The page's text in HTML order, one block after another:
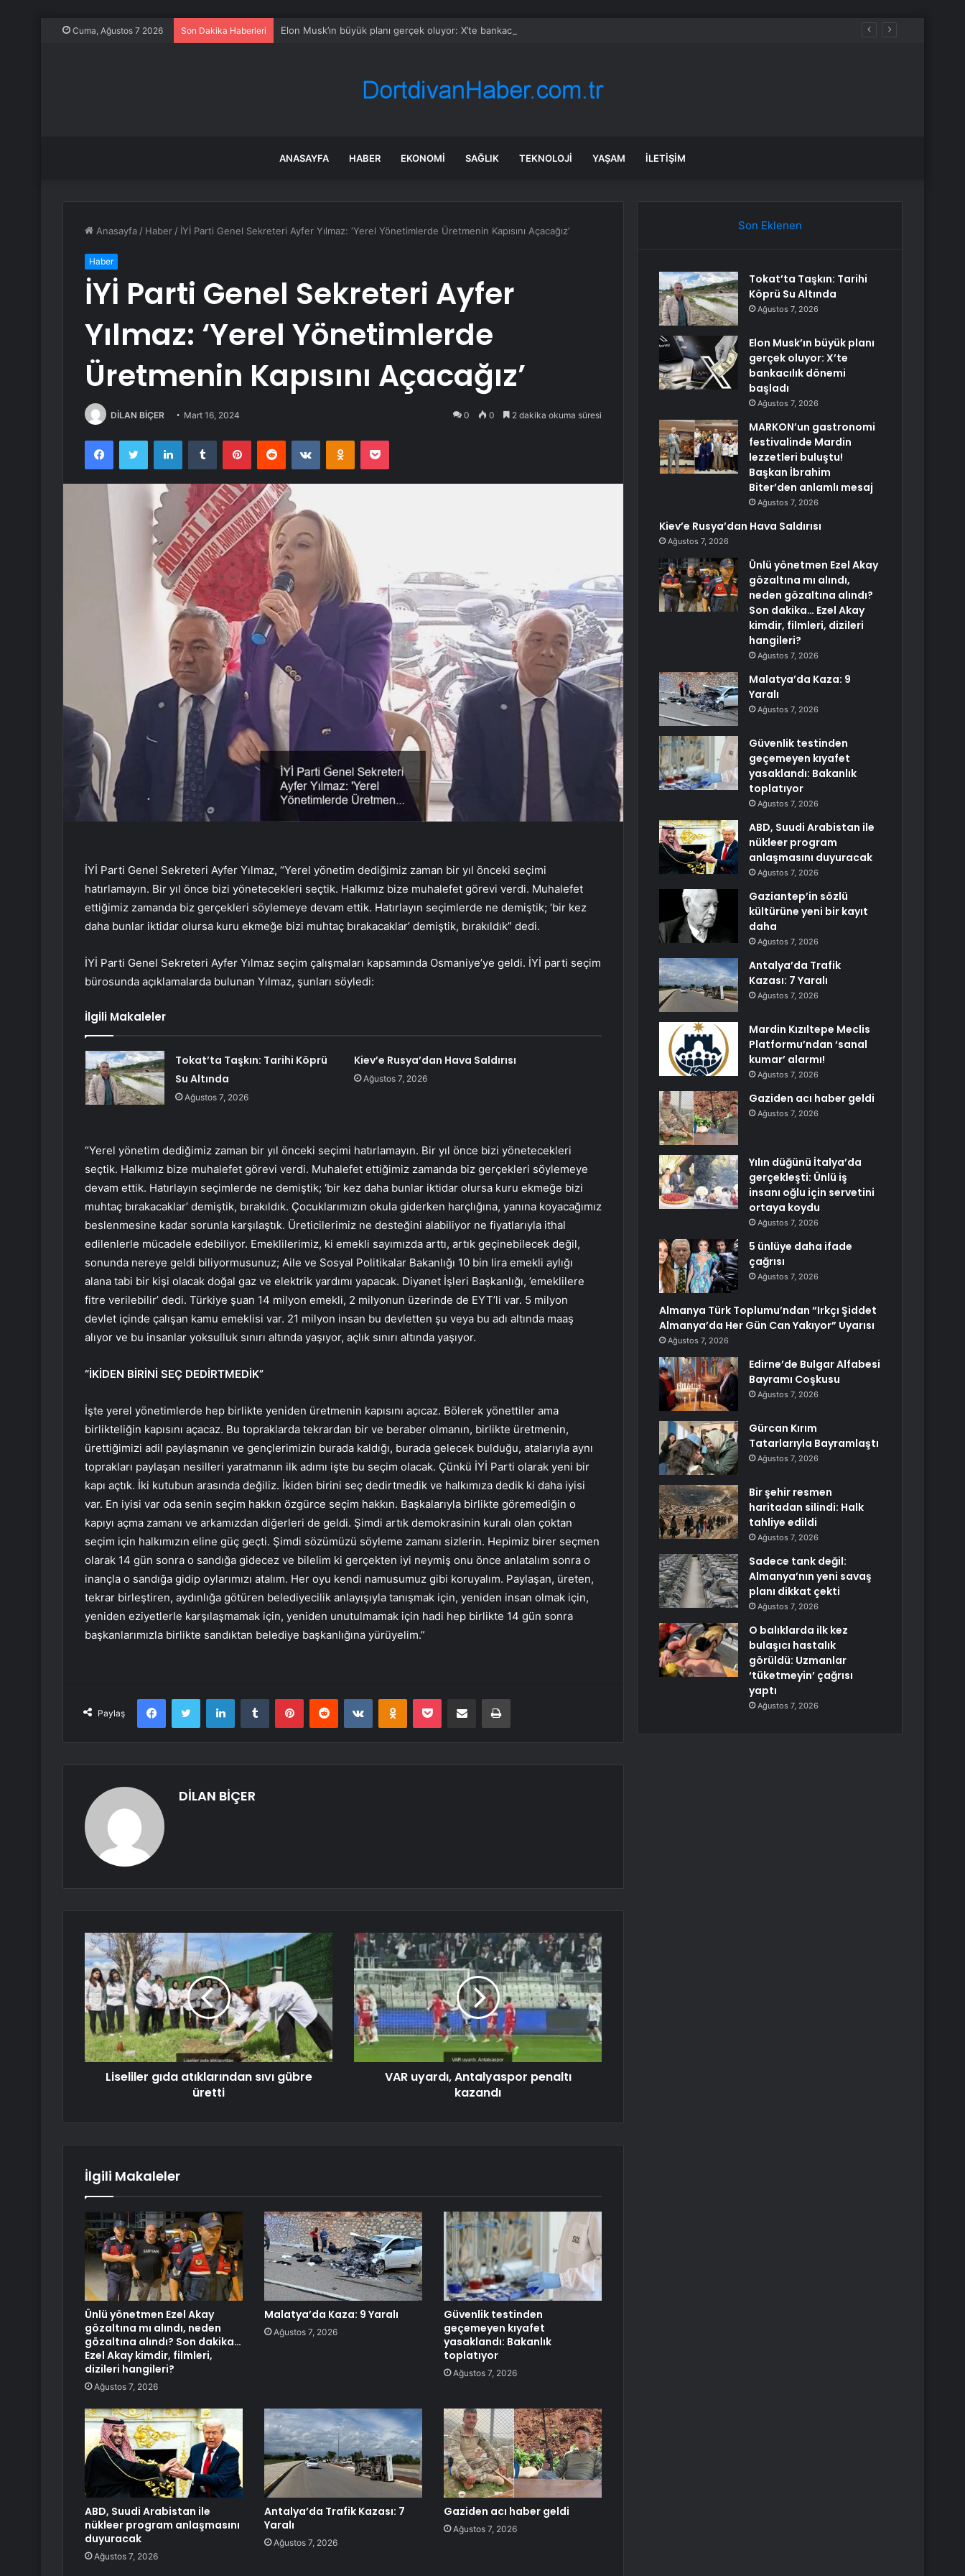
Cuma, Ağustos 7 2026 Son Dakika Haberleri Elon Musk’ın büyük planı gerçek oluyor: X’te bankacılık dönemi başladı
ANASAYFA HABER EKONOMI SAĞLIK TEKNOLOJI YAŞAM İLETIŞIM
Anasayfa / Haber / İYİ Parti Genel Sekreteri Ayfer Yılmaz: ‘Yerel Yönetimlerde Üretmenin Kapısını Açacağız’
Haber
İYİ Parti Genel Sekreteri Ayfer
Yılmaz: ‘Yerel Yönetimlerde
Üretmenin Kapısını Açacağız’
DİLAN BİÇER Mart 16, 2024 0 0 2 dakika okuma süresi
FacebookTwitter LinkedInTumblr PinterestReddit VKontakteOdnoklassniki
Pocket
İYİ Parti Genel Sekreteri Ayfer Yılmaz, “Yerel yönetim dediğimiz zaman bir yıl önceki seçimi
hatırlamayın. Bir yıl önce bizi yönetecekleri seçtik. Halkımız bize muhalefet görevi verdi. Muhalefet
ettiğimiz zamanda biz gerçekleri söylemeye devam ettik. Hatırlayın seçimlerde ne demiştik; ‘bir kez
daha bunlar iktidar olursa kuru ekmeğe bizi muhtaç bırakacaklar’ demiştik, bırakıldık” dedi.
İYİ Parti Genel Sekreteri Ayfer Yılmaz seçim çalışmaları kapsamında Osmaniye’ye geldi. İYİ parti seçim
bürosunda açıklamalarda bulunan Yılmaz, şunları söyledi:
İlgili Makaleler
Tokat’ta Taşkın: Tarihi Köprü
Su Altında
Ağustos 7, 2026
Kiev’e Rusya’dan Hava Saldırısı
Ağustos 7, 2026
“Yerel yönetim dediğimiz zaman bir yıl önceki seçimi hatırlamayın. Bir yıl önce bizi yönetecekleri
seçtik. Halkımız bize muhalefet görevi verdi. Muhalefet ettiğimiz zamanda biz gerçekleri söylemeye
devam ettik. Hatırlayın seçimlerde ne demiştik; ‘bir kez daha bunlar iktidar olursa kuru ekmeğe bizi
muhtaç bırakacaklar’ demiştik, bırakıldık. Çocuklarımızın okula giderken harçlığına, yanına koyacağımız
beslenmesine kadar sorunla karşılaştık. Üreticilerimiz ne desteğini alabiliyor ne fiyatlarıyla ithal
edilenlerle mücadele edebiliyor. Emeklilerimiz, ki emekli sayımızda arttı, artık geçinebilecek değil,
sonunda nereye geldi biliyormusunuz; Aile ve Sosyal Politikalar Bakanlığı 10 bin lira emekli aylığı
alana tabi bir kişi olacak doğal gaz ve elektrik yardımı yapacak. Diyanet İşleri Başkanlığı, ’emeklilere
fitre verilebilir’ dedi. Türkiye şuan 14 milyon emekli, 2 milyonun üzerinde de EYT’li var. 5 milyon
devlet içinde çalışan kamu emeklisi var. 21 milyon insan bu devletten şu veya bu adı altında maaş
alıyor ve bu insanlar yoksulluk sınırı altında yaşıyor, açlık sınırı altında yaşıyor.
“İKİDEN BİRİNİ SEÇ DEDİRTMEDİK”
İşte yerel yönetimlerde hep birlikte yeniden üretmenin kapısını açıcaz. Bölerek yönettiler ama
birlikteliğin kapısını açacaz. Bu topraklarda tekrardan bir ve beraber olmanın, birlikte üretmenin,
ürettiğimizi adil paylaşmanın ve gençlerimizin burada kaldığı, burada gelecek bulduğu, atalarıyla aynı
toprakları paylaşan nesilleri yaratmanın ilk adımı işte bu seçim olacak. Çünkü İYİ Parti olarak yeni bir
kapı açtık. İki kutubun arasında değiliz. İkiden birini seç dedirtmedik ve halkımıza dedik ki daha iyisi
var. En iyisi var oda senin seçim hakkın özgürce seçim hakkın. Başkalarıyla birlikte göremediğin o
kapıyı açma zamanı ve arkamızdan diğerleri de geldi. Şimdi artık demokrasinin kuralı olan çoktan
seçim için halkımızın eline güç geçti. Şimdi sözümüzü söyleme zamanı sizlerin. Hepimiz birer seçmen
olarak 14 gün sonra o sandığa gidecez ve bilelim ki gerçekten iyi neymiş onu önce anlatalım sonra o
inançla o sandığa gidip oylarımızı atalım. Her oyu kendi namusumuz gibi koruyalım. Paylaşan, üreten,
tekrar birleştiren, aydınlığa götüren belediyecilik anlayışıyla tanışmak için, yeniden insan olmak için,
yeniden eziyetlerle karşılaşmamak için, yeniden unutulmamak için hadi hep birlikte 14 gün sonra
başkanlarımızla birlikte sandıktan belediye başkanlığına yürüyelim.”
Paylaş
FacebookTwitter LinkedInTumblr PinterestReddit VKontakteOdnoklassniki
Pocket E-Posta ile paylaş Yazdır
DİLAN BİÇER
Liseliler gıda atıklarından sıvı gübre
üretti
VAR uyardı, Antalyaspor penaltı
kazandı
İlgili Makaleler
Ünlü yönetmen Ezel Akay
gözaltına mı alındı, neden
gözaltına alındı? Son dakika…
Ezel Akay kimdir, filmleri,
dizileri hangileri?
Ağustos 7, 2026
Malatya’da Kaza: 9 Yaralı
Ağustos 7, 2026
Güvenlik testinden
geçemeyen kıyafet
yasaklandı: Bakanlık
toplatıyor
Ağustos 7, 2026
ABD, Suudi Arabistan ile
nükleer program anlaşmasını
duyuracak
Ağustos 7, 2026
Antalya’da Trafik Kazası: 7
Yaralı
Ağustos 7, 2026
Gaziden acı haber geldi
Ağustos 7, 2026
Son Eklenen
Tokat’ta Taşkın: Tarihi
Köprü Su Altında
Ağustos 7, 2026
Elon Musk’ın büyük planı
gerçek oluyor: X’te
bankacılık dönemi
başladı
Ağustos 7, 2026
MARKON’un gastronomi
festivalinde Mardin
lezzetleri buluştu!
Başkan İbrahim
Biter’den anlamlı mesaj
Ağustos 7, 2026
Kiev’e Rusya’dan Hava Saldırısı
Ağustos 7, 2026
Ünlü yönetmen Ezel Akay
gözaltına mı alındı,
neden gözaltına alındı?
Son dakika… Ezel Akay
kimdir, filmleri, dizileri
hangileri?
Ağustos 7, 2026
Malatya’da Kaza: 9
Yaralı
Ağustos 7, 2026
Güvenlik testinden
geçemeyen kıyafet
yasaklandı: Bakanlık
toplatıyor
Ağustos 7, 2026
ABD, Suudi Arabistan ile
nükleer program
anlaşmasını duyuracak
Ağustos 7, 2026
Gaziantep’in sözlü
kültürüne yeni bir kayıt
daha
Ağustos 7, 2026
Antalya’da Trafik
Kazası: 7 Yaralı
Ağustos 7, 2026
Mardin Kızıltepe Meclis
Platformu’ndan ‘sanal
kumar’ alarmı!
Ağustos 7, 2026
Gaziden acı haber geldi
Ağustos 7, 2026
Yılın düğünü İtalya’da
gerçekleşti: Ünlü iş
insanı oğlu için servetini
ortaya koydu
Ağustos 7, 2026
5 ünlüye daha ifade
çağrısı
Ağustos 7, 2026
Almanya Türk Toplumu’ndan “Irkçı Şiddet
Almanya’da Her Gün Can Yakıyor” Uyarısı
Ağustos 7, 2026
Edirne’de Bulgar Alfabesi
Bayramı Coşkusu
Ağustos 7, 2026
Gürcan Kırım
Tatarlarıyla Bayramlaştı
Ağustos 7, 2026
Bir şehir resmen
haritadan silindi: Halk
tahliye edildi
Ağustos 7, 2026
Sadece tank değil:
Almanya’nın yeni savaş
planı dikkat çekti
Ağustos 7, 2026
O balıklarda ilk kez
bulaşıcı hastalık
görüldü: Uzmanlar
‘tüketmeyin’ çağrısı
yaptı
Ağustos 7, 2026